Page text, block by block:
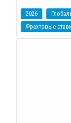
2026
Фрахтовые